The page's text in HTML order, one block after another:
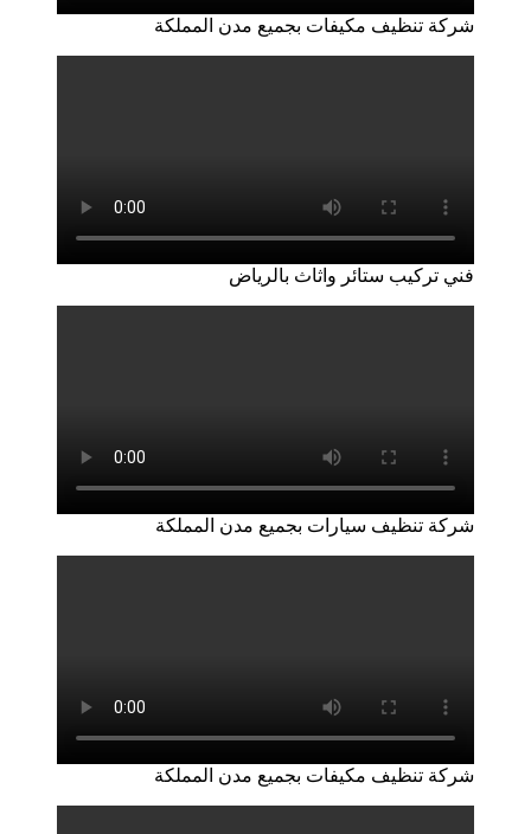
شركة تنظيف مكيفات بجميع مدن المملكة
فني تركيب ستائر واثاث بالرياض
شركة تنظيف سيارات بجميع مدن المملكة
شركة تنظيف مكيفات بجميع مدن المملكة